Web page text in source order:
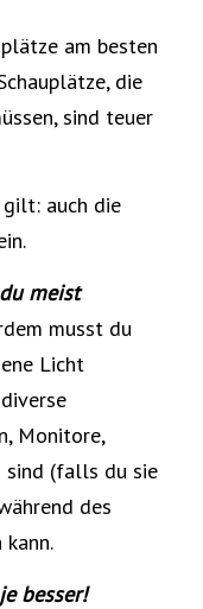
am besten
die
sind teuer
auch die
meist
musst du
Licht
Monitore,
sind (falls du sie
des
besser!